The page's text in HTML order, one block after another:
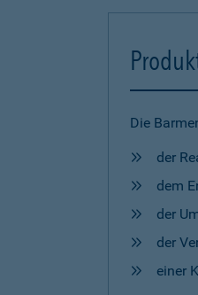
Die
der
dem
der
der
einer